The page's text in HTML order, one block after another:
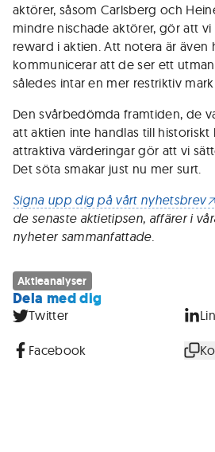
aktörer, såsom Carlsberg och
mindre nischade aktörer, gör att vi
reward i aktien. Att notera är även
kommunicerar att de ser ett
således intar en mer restriktiv
Den svårbedömda framtiden, de
att aktien inte handlas till
attraktiva värderingar gör att vi
Det söta smakar just nu mer surt.
Signa upp dig på vårt nyhetsbrev
de senaste aktietipsen, affärer i
nyheter sammanfattade.
Aktieanalyser
Dela med dig
Twitter
Facebook